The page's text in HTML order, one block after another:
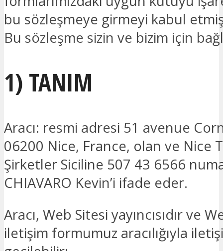
bu sözleşmeye girmeyi kabul
Bu sözleşme sizin ve bizim için
1) TANIM
Aracı: resmi adresi 51 avenue
06200 Nice, France, olan ve Nice
Şirketler Siciline 507 43 6566
CHIAVARO Kevin’i ifade eder.
Aracı, Web Sitesi yayıncısıdır ve
iletişim formumuz aracılığıyla